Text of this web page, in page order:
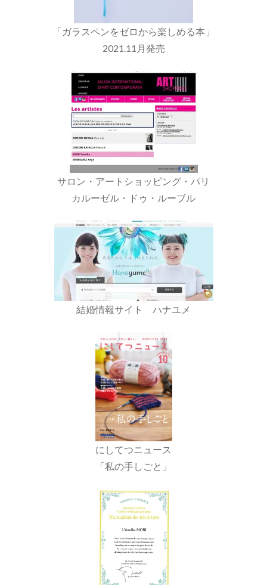
「ガラスペンをゼロから楽しめる本」
2021.11月発売
サロン・アートショッピング・パリ
カルーゼル・ドゥ・ルーブル
結婚情報サイト ハナユメ
にしてつニュース
「私の手しごと」